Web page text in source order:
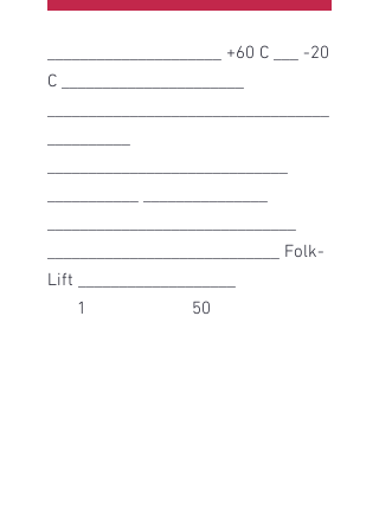
_____________________ +60 C ___ -20
C ______________________
____________________________ Folk-
Lift ___________________
___ 1 ____ _______ 50 _